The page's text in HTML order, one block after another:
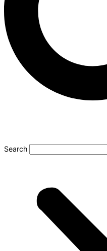
Search